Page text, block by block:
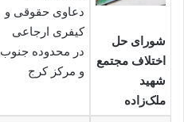
شورای حل
اختلاف مجتمع
شهید
ملک‌زاده
دعاوی حقوقی و
کیفری ارجاعی
در محدوده جنوب
و مرکز کرج